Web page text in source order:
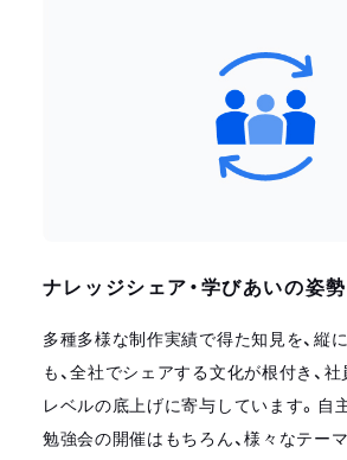
ナレッジシェア・学びあいの姿勢
多種多様な制作実績で得た知見を、縦
も、全社でシェアする文化が根付き、
レベルの底上げに寄与しています。自
勉強会の開催はもちろん、様々なテー